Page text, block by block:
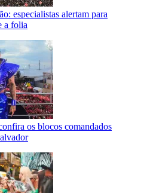
especialistas alertam para
a folia
os blocos comandados